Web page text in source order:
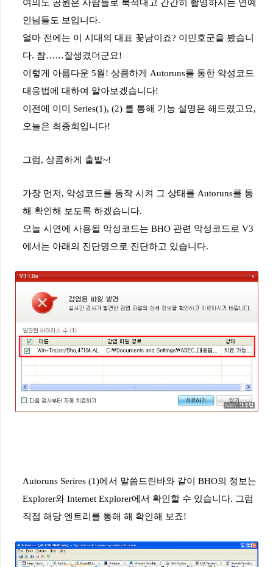
여의도 공원은 사람들로 북적대고 간간히 촬영하시는 연예
인님들도 보입니다.
얼마 전에는 이 시대의 대표 꽃남이죠? 이민호군을 봤습니
다. 참……잘생겼더군요!
이렇게
아름다운 5월! 상큼하게 Autoruns를 통한 악성코드
대응법에 대하여 알아보겠습니다!
이전에
이미 Series(1), (2) 를 통해 기능 설명은 해드렸고요,
오늘은 최종회입니다!
그럼, 상콤하게 출발~!
가장 먼저 , 악성코드를 동작 시켜 그 상태를 Autoruns를 통
해 확인해 보도록 하겠습니다.
오늘 시연에 사용될 악성코드는 BHO 관련 악성코드로 V3
에서는 아래의 진단명으로 진단하고 있습니다.
Autoruns Serires (1)에서 말씀드린바와 같이 BHO의 정보는
Explorer와 Internet Explorer에서 확인할 수 있습니다. 그럼
직접 해당 엔트리를 통해 해 확인해 보죠!